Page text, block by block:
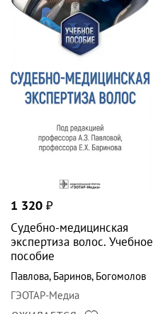
1 320 ₽
Судебно-медицинская
экспертиза волос. Учебное
пособие
Павлова, Баринов, Богомолов
ГЭОТАР-Медиа